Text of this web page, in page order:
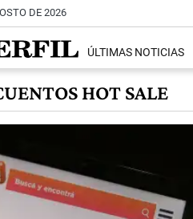
DE 2026
ÚLTIMAS NOTICIAS
HOT SALE